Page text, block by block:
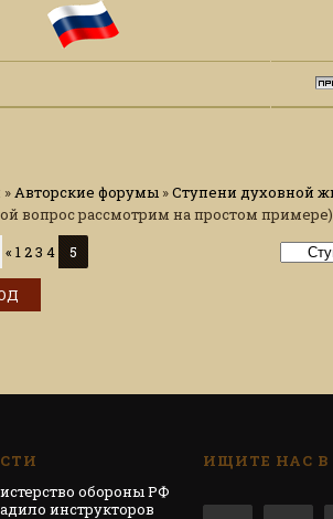
»Авторские форумы »Ступени духовной
вопрос рассмотрим на простом примере)
« 123 4 5
обороны РФ
инструкторов
ИЩИТЕ НАС В